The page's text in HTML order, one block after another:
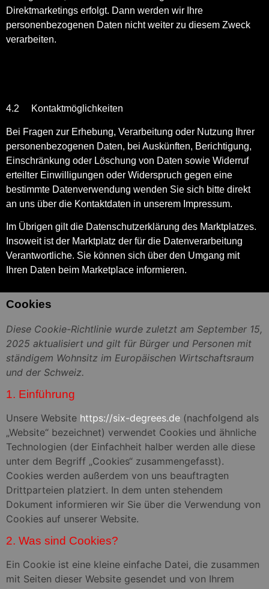
Direktmarketings erfolgt. Dann werden wir Ihre
personenbezogenen Daten nicht weiter zu diesem Zweck
verarbeiten.
4.2 Kontaktmöglichkeiten
Bei Fragen zur Erhebung, Verarbeitung oder Nutzung Ihrer
personenbezogenen Daten, bei Auskünften, Berichtigung,
Einschränkung oder Löschung von Daten sowie Widerruf
erteilter Einwilligungen oder Widerspruch gegen eine
bestimmte Datenverwendung wenden Sie sich bitte direkt
an uns über die Kontaktdaten in unserem Impressum.
Im Übrigen gilt die Datenschutzerklärung des Marktplatzes.
Insoweit ist der Marktplatz der für die Datenverarbeitung
Verantwortliche. Sie können sich über den Umgang mit
Ihren Daten beim Marketplace informieren.
Cookies
Diese Cookie-Richtlinie wurde zuletzt am September 15,
2025 aktualisiert und gilt für Bürger und Personen mit
ständigem Wohnsitz im Europäischen Wirtschaftsraum
und der Schweiz.
1. Einführung
Unsere Website https://six-degrees.de (nachfolgend als
„Website“ bezeichnet) verwendet Cookies und ähnliche
Technologien (der Einfachheit halber werden alle diese
unter dem Begriff „Cookies“ zusammengefasst).
Cookies werden außerdem von uns beauftragten
Drittparteien platziert. In dem unten stehendem
Dokument informieren wir Sie über die Verwendung von
Cookies auf unserer Website.
2. Was sind Cookies?
Ein Cookie ist eine kleine einfache Datei, die zusammen
mit Seiten dieser Website gesendet und von Ihrem